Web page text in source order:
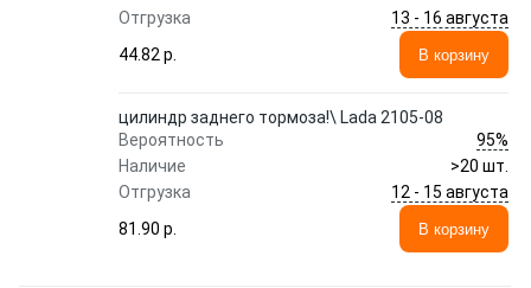
Отгрузка
13 - 16 августа
44.82 p.
В корзину
цилиндр заднего тормоза!\ Lada 2105-08
Вероятность
95%
Наличие
>20 шт.
Отгрузка
12 - 15 августа
81.90 p.
В корзину